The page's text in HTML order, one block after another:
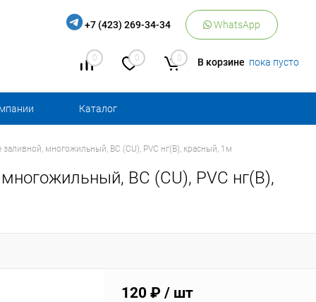
+7 (423) 269-34-34 WhatsApp
0 0 0 В корзине пока пусто
Каталог
многожильный, BC (CU), PVC нг(B), красный, 1м
BC (CU), PVC нг(B),
120 ₽ / шт